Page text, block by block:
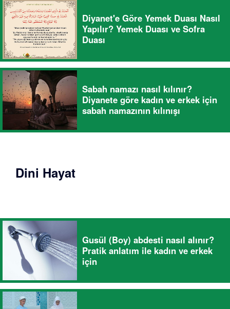
Diyanet'e Göre Yemek Duası Nasıl
Yapılır? Yemek Duası ve Sofra
Duası
Sabah namazı nasıl kılınır?
Diyanete göre kadın ve erkek için
sabah namazının kılınışı
Dini Hayat
Gusül (Boy) abdesti nasıl alınır?
Pratik anlatım ile kadın ve erkek
için